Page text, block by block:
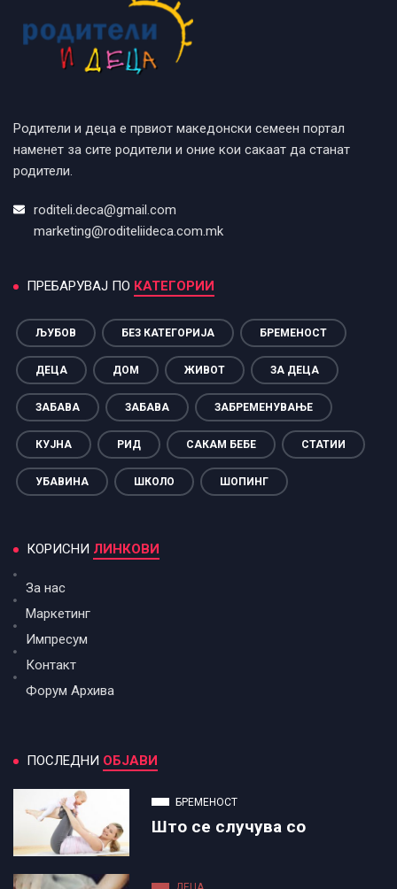
Родители и деца е првиот македонски семеен портал
наменет за сите родители и оние кои сакаат да станат
родители.
roditeli.deca@gmail.com
marketing@roditeliideca.com.mk
ПРЕБАРУВАЈ ПО КАТЕГОРИИ
ЉУБОВ БЕЗ КАТЕГОРИЈА БРЕМЕНОСТ
ДЕЦА ДОМ ЖИВОТ ЗА ДЕЦА
ЗАБАВА ЗАБАВА ЗАБРЕМЕНУВАЊЕ
КУЈНА РИД САКАМ БЕБЕ СТАТИИ
УБАВИНА ШКОЛО ШОПИНГ
КОРИСНИ ЛИНКОВИ
За нас
Маркетинг
Импресум
Контакт
Форум Архива
ПОСЛЕДНИ ОБЈАВИ
БРЕМЕНОСТ
Што се случува со